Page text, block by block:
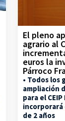
El pleno
agrario al
euros la
Párroco
• Todos los
ampliación
para el
incorporará
de 2 años